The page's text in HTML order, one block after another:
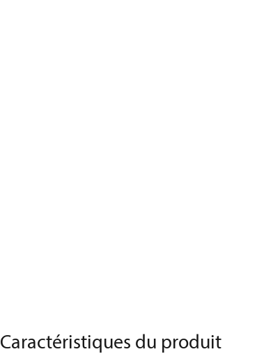
Caractéristiques du produit